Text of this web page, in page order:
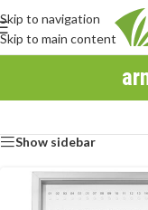
Skip to navigation
Skip to main content
Show sidebar